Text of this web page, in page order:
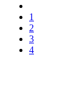
1
2
3
4